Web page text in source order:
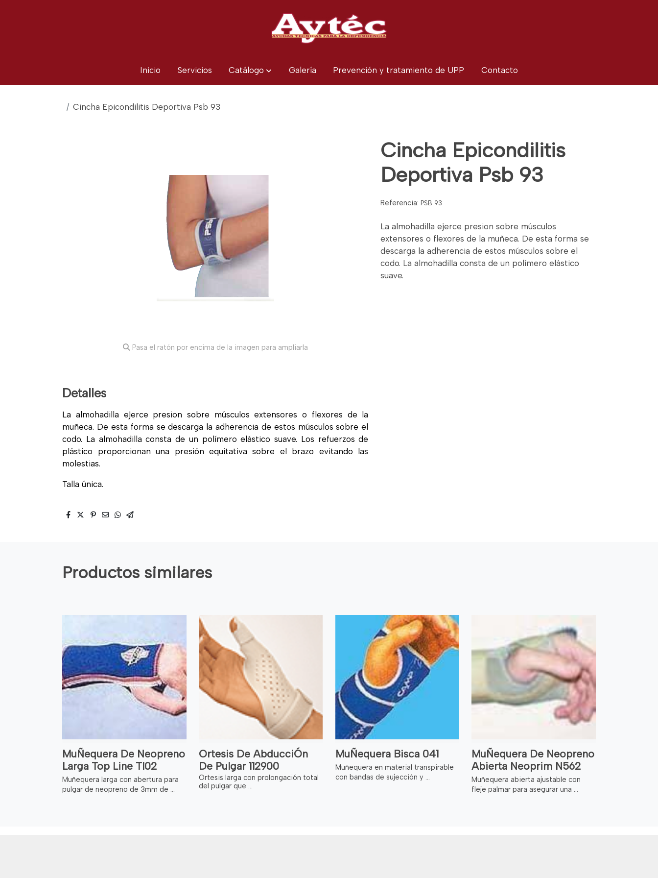
Inicio Servicios Catálogo Galería Prevención y tratamiento de UPP Contacto
Cincha Epicondilitis Deportiva Psb 93
Pasa el ratón por encima de la imagen para ampliarla
Detalles
La almohadilla ejerce presion sobre músculos extensores o flexores de la
muñeca. De esta forma se descarga la adherencia de estos músculos sobre el
codo. La almohadilla consta de un polímero elástico suave. Los refuerzos de
plástico proporcionan una presión equitativa sobre el brazo evitando las
molestias.
Talla única.
Cincha Epicondilitis
Deportiva Psb 93
Referencia: PSB 93
La almohadilla ejerce presion sobre músculos
extensores o flexores de la muñeca. De esta forma se
descarga la adherencia de estos músculos sobre el
codo. La almohadilla consta de un polímero elástico
suave.
Productos similares
MuÑequera De Neopreno
Larga Top Line Tl02
Muñequera larga con abertura para
pulgar de neopreno de 3mm de ...
Ortesis De AbducciÓn
De Pulgar 112900
Ortesis larga con prolongación total
del pulgar que ...
MuÑequera Bisca 041
Muñequera en material transpirable
con bandas de sujección y ...
MuÑequera De Neopreno
Abierta Neoprim N562
Muñequera abierta ajustable con
fleje palmar para asegurar una ...